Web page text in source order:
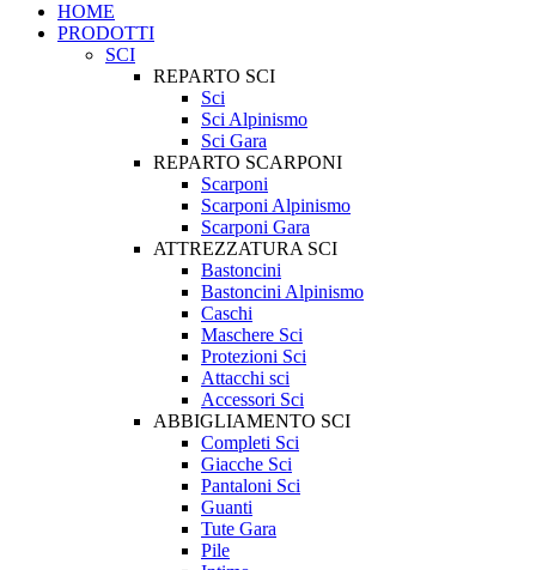
HOME
PRODOTTI
SCI
REPARTO SCI
Sci
Sci Alpinismo
Sci Gara
REPARTO SCARPONI
Scarponi
Scarponi Alpinismo
Scarponi Gara
ATTREZZATURA SCI
Bastoncini
Bastoncini Alpinismo
Caschi
Maschere Sci
Protezioni Sci
Attacchi sci
Accessori Sci
ABBIGLIAMENTO SCI
Completi Sci
Giacche Sci
Pantaloni Sci
Guanti
Tute Gara
Pile